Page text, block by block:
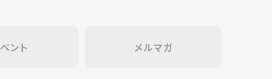
ント メルマガ